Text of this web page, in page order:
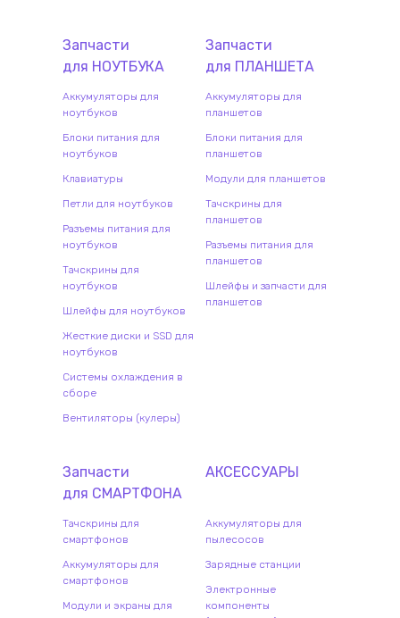
Запчасти
для НОУТБУКА
Аккумуляторы для
ноутбуков
Блоки питания для
ноутбуков
Клавиатуры
Петли для ноутбуков
Разъемы питания для
ноутбуков
Тачскрины для
ноутбуков
Шлейфы для ноутбуков
Жесткие диски и SSD для
ноутбуков
Системы охлаждения в
сборе
Вентиляторы (кулеры)
Запчасти
для ПЛАНШЕТА
Аккумуляторы для
планшетов
Блоки питания для
планшетов
Модули для планшетов
Тачскрины для
планшетов
Разъемы питания для
планшетов
Шлейфы и запчасти для
планшетов
Запчасти
для СМАРТФОНА
Тачскрины для
смартфонов
Аккумуляторы для
смартфонов
Модули и экраны для
АКСЕССУАРЫ
Аккумуляторы для
пылесосов
Зарядные станции
Электронные
компоненты